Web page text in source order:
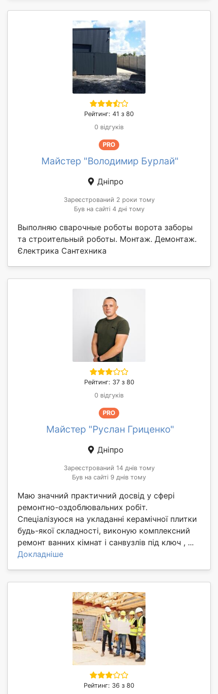
Рейтинг: 41 з 80
0 відгуків
PRO
Майстер "Володимир Бурлай"
Дніпро
Зареєстрований 2 роки тому
Був на сайті 4 дні тому
Выполняю сварочные роботы ворота заборы
та строительный роботы. Монтаж. Демонтаж.
Єлектрика Сантехника
Рейтинг: 37 з 80
0 відгуків
PRO
Майстер "Руслан Гриценко"
Дніпро
Зареєстрований 14 днів тому
Був на сайті 9 днів тому
Маю значний практичний досвід у сфері
ремонтно-оздоблювальних робіт.
Спеціалізуюся на укладанні керамічної плитки
будь-якої складності, виконую комплексний
ремонт ванних кімнат і санвузлів під ключ , ...
Докладніше
Рейтинг: 36 з 80